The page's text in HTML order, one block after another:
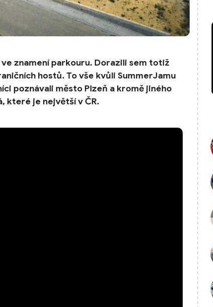
znamení parkouru. Dorazili sem totiž
hostů. To vše kvůli SummerJamu
poznávali město Plzeň a kromě jiného
které je největší v ČR.